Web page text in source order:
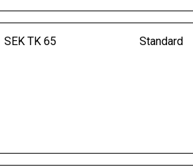
SEK TK 65 Standard